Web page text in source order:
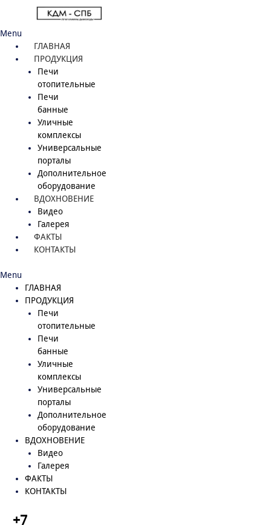
Menu
ГЛАВНАЯ
ПРОДУКЦИЯ
Печи
отопительные
Печи
банные
Уличные
комплексы
Универсальные
порталы
Дополнительное
оборудование
ВДОХНОВЕНИЕ
Видео
Галерея
ФАКТЫ
КОНТАКТЫ
Menu
ГЛАВНАЯ
ПРОДУКЦИЯ
Печи
отопительные
Печи
банные
Уличные
комплексы
Универсальные
порталы
Дополнительное
оборудование
ВДОХНОВЕНИЕ
Видео
Галерея
ФАКТЫ
КОНТАКТЫ
+7